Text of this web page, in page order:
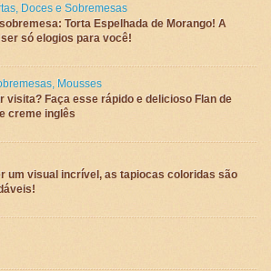
, Doces e Sobremesas
Torta Espelhada de Morango! A
só elogios para você!
, Mousses
visita? Faça esse rápido e delicioso Flan de
creme inglês
um visual incrível, as tapiocas coloridas são